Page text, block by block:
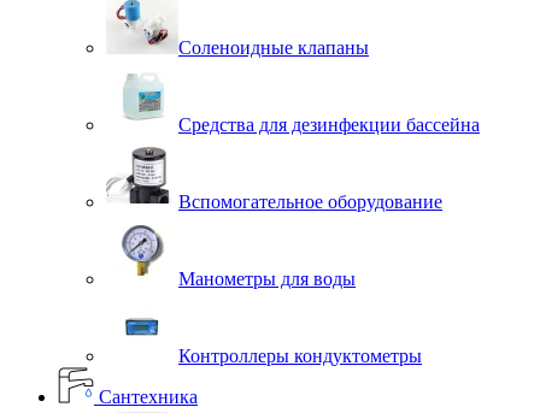
Соленоидные клапаны
Средства для дезинфекции бассейна
Вспомогательное оборудование
Манометры для воды
Контроллеры кондуктометры
Сантехника